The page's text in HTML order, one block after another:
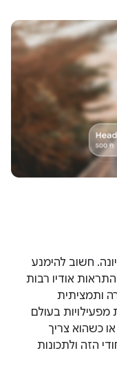
חשוב להימנע
אודיו רבות
ותמציתית
בעולם
כשהוא צריך
הזה ולתכונות